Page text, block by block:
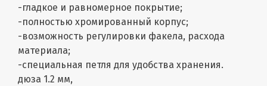
-гладкое и равномерное покрытие;
-полностью хромированный корпус;
-возможность регулировки факела, расхода
материала;
-специальная петля для удобства хранения.
дюза 1.2 мм,